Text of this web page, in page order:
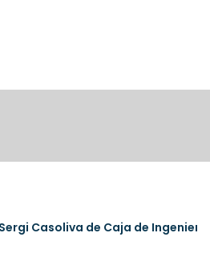
Sergi Casoliva de Caja de